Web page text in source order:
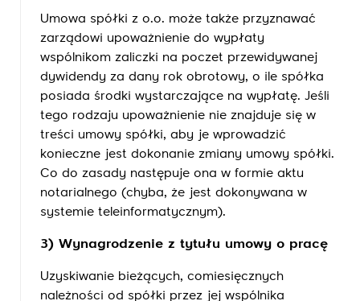
Umowa spółki z o.o. może także przyznawać
zarządowi upoważnienie do wypłaty
wspólnikom zaliczki na poczet przewidywanej
dywidendy za dany rok obrotowy, o ile spółka
posiada środki wystarczające na wypłatę. Jeśli
tego rodzaju upoważnienie nie znajduje się w
treści umowy spółki, aby je wprowadzić
konieczne jest dokonanie zmiany umowy spółki.
Co do zasady następuje ona w formie aktu
notarialnego (chyba, że jest dokonywana w
systemie teleinformatycznym).
3) Wynagrodzenie z tytułu umowy o pracę
Uzyskiwanie bieżących, comiesięcznych
należności od spółki przez jej wspólnika